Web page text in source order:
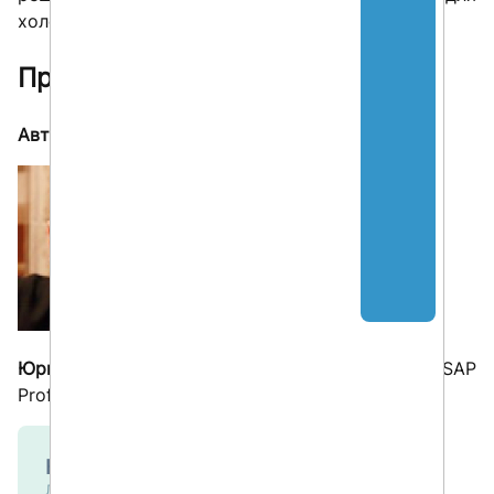
холодильника?»
Продолжение следует.
Автор
Юрий Нечитайлов,
главный редактор SAP
Professional Journal Россия
Курсы и тренинги
Логистика